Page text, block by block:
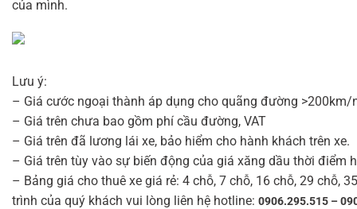
của mình.
Lưu ý:
– Giá cước ngoại thành áp dụng cho quãng đường >200km/
– Giá trên chưa bao gồm phí cầu đường, VAT
– Giá trên đã lương lái xe, bảo hiểm cho hành khách trên xe.
– Giá trên tùy vào sự biến động của giá xăng dầu thời điểm
– Bảng giá cho thuê xe giá rẻ: 4 chỗ, 7 chỗ, 16 chỗ, 29
trình của quý khách vui lòng liên hệ hotline: 0906.295.515 –